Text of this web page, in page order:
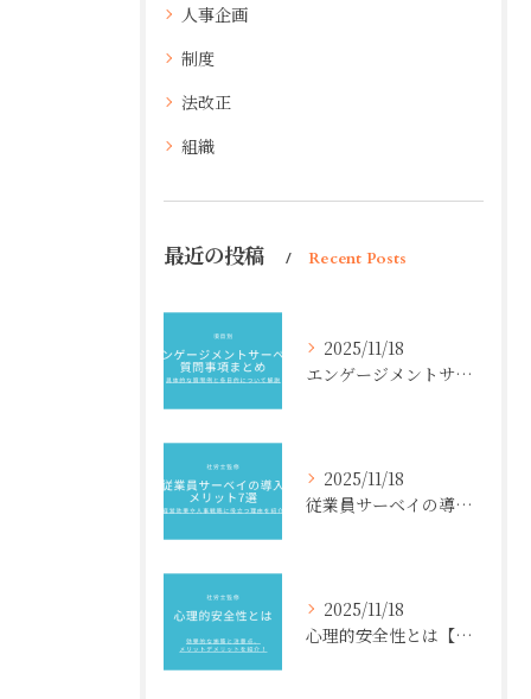
人事企画
制度
法改正
組織
最近の投稿 Recent Posts
2025/11/18
エンゲージメントサーベイ質問事項まとめ【項目別】具体的な質問例と各目的について解説
2025/11/18
従業員サーベイの導入メリット7選【社労士監修】経営効果や人事戦略に役立つ理由を紹介
2025/11/18
心理的安全性とは【社労士監修】効果的な施策と注意点、メリットデメリットを紹介！